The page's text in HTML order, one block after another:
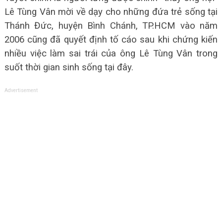
Lê Tùng Vân mời về dạy cho những đứa trẻ sống tại
Thánh Đức, huyện Bình Chánh, TP.HCM vào năm
2006 cũng đã quyết định tố cáo sau khi chứng kiến
nhiều việc làm sai trái của ông Lê Tùng Vân trong
suốt thời gian sinh sống tại đây.
Advertisement